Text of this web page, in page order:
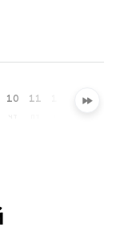
10 11 13